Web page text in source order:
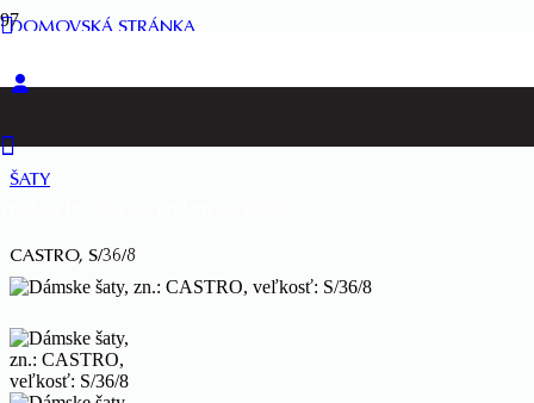
DOMOVSKÁ STRÁNKA
ŠATY
CASTRO, S/36/8